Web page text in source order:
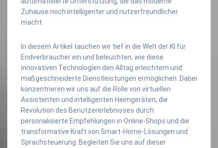
Zuhause noch intelligenter und nutzerfreundlicher
macht.
In diesem Artikel tauchen wir tief in die Welt der KI für
Endverbraucher ein und beleuchten, wie diese
innovativen Technologien den Alltag erleichtern und
maßgeschneiderte Dienstleistungen ermöglichen. Dabei
konzentrieren wir uns auf die Rolle von virtuellen
Assistenten und intelligenten Heimgeräten, die
Revolution des Benutzererlebnisses durch
personalisierte Empfehlungen in Online-Shops und die
transformative Kraft von Smart-Home-Lösungen und
Sprachsteuerung. Begleiten Sie uns auf dieser